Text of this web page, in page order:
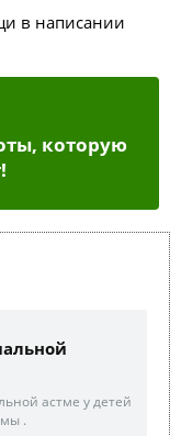
в написании
которую
астме у детей
.